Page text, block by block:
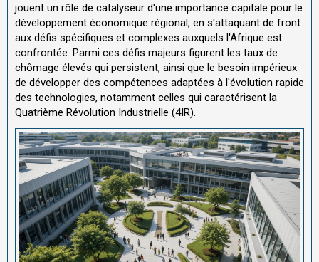
jouent un rôle de catalyseur d'une importance capitale pour le
développement économique régional, en s'attaquant de front
aux défis spécifiques et complexes auxquels l'Afrique est
confrontée. Parmi ces défis majeurs figurent les taux de
chômage élevés qui persistent, ainsi que le besoin impérieux
de développer des compétences adaptées à l'évolution rapide
des technologies, notamment celles qui caractérisent la
Quatrième Révolution Industrielle (4IR).